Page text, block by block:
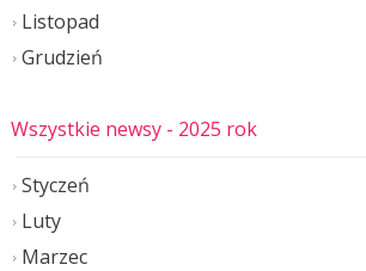
Listopad
Grudzień
Wszystkie newsy - 2025 rok
Styczeń
Luty
Marzec